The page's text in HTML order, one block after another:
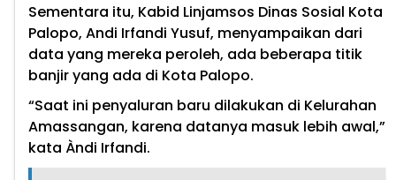
Sementara itu, Kabid Linjamsos Dinas Sosial Kota
Palopo, Andi Irfandi Yusuf, menyampaikan dari
data yang mereka peroleh, ada beberapa titik
banjir yang ada di Kota Palopo.
“Saat ini penyaluran baru dilakukan di Kelurahan
Amassangan, karena datanya masuk lebih awal,”
kata Àndi Irfandi.